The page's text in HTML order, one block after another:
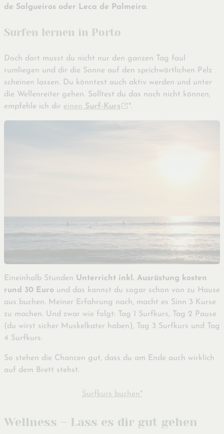
de Salgueiros oder Leca de Palmeira.
Surfen lernen in Porto
Doch dort musst du nicht nur den ganzen Tag faul
rumliegen und dir die Sonne auf den sprichwörtlichen Pelz
scheinen lassen. Du könntest auch aktiv werden und unter
die Wellenreiter gehen. Solltest du das noch nicht können,
empfehle ich dir einen Surf-Kurs *.
Eineinhalb Stunden Unterricht inkl. Ausrüstung kosten
rund 30 Euro und das kannst du sogar schon von zu Hause
aus buchen. Meiner Erfahrung nach, macht es Sinn 3 Kurse
zu machen. Und zwar wie folgt: Tag 1 Surfkurs, Tag 2 Pause
(du wirst sicher Muskelkater haben), Tag 3 Surfkurs und Tag
4 Surfkurs.
So stehen die Chancen gut, dass du am Ende auch wirklich
auf dem Brett stehst.
Surfkurs buchen*
Wellness – Lass es dir gut gehen